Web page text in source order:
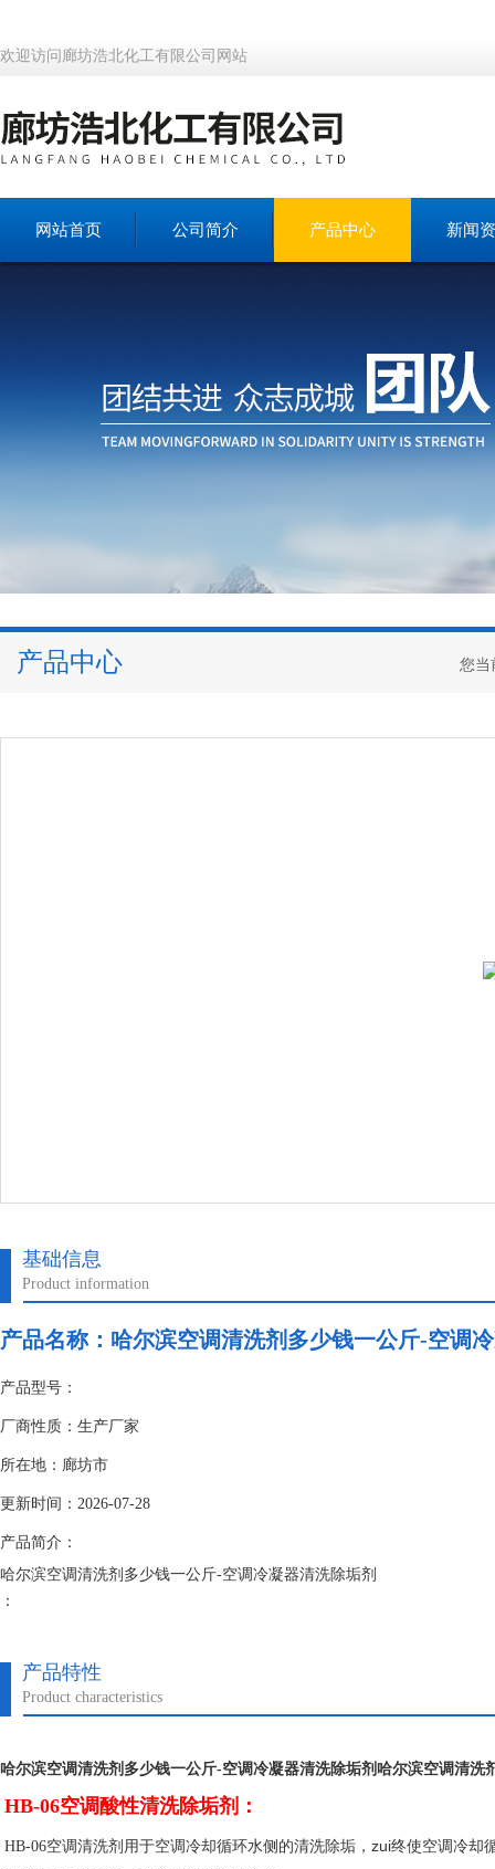
欢迎访问廊坊浩北化工有限公司网站
网站首页 公司简介 产品中心 新闻
产品中心 您当
基础信息
Product information
产品名称： 哈尔滨空调清洗剂多少钱一公斤-空调
产品型号：
厂商性质：生产厂家
所在地：廊坊市
更新时间：2026-07-28
产品简介：
哈尔滨空调清洗剂多少钱一公斤-空调冷凝器清洗除垢剂
：
产品特性
Product characteristics
哈尔滨空调清洗剂多少钱一公斤-空调冷凝器清洗除垢剂 哈尔滨空调清洗
HB-06空调酸性清洗除垢剂：
HB-06空调清洗剂 用于空调冷却循环水侧的清洗除垢，zui终使空调冷